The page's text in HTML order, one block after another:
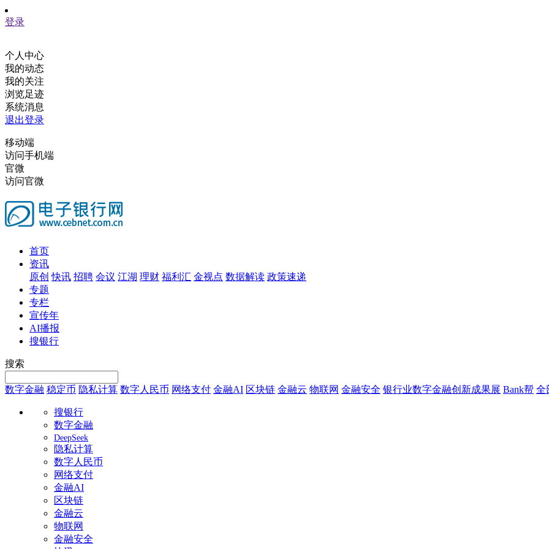
登录
个人中心
我的动态
我的关注
浏览足迹
系统消息
退出登录
移动端
访问手机端
官微
访问官微
首页
资讯
原创 快讯 招聘 会议 江湖 理财 福利汇 金视点 数据解读 政策速递
专题
专栏
宣传年
AI播报
搜银行
搜索
数字金融 稳定币 隐私计算 数字人民币 网络支付 金融AI 区块链 金融云 物联网 金融安全 银行业数字金融创新成果展 Bank帮 全
搜银行
数字金融
DeepSeek
隐私计算
数字人民币
网络支付
金融AI
区块链
金融云
物联网
金融安全